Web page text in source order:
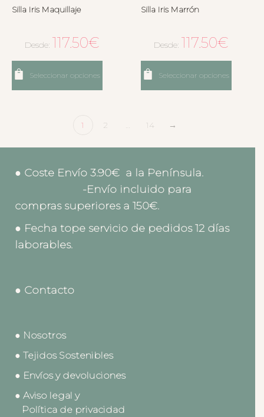
Silla Iris Maquillaje
Desde: 117.50€
Seleccionar opciones
Silla Iris Marrón
Desde: 117.50€
Seleccionar opciones
1 2 … 14 →
● Coste Envío 3.90€ a la Península.
-Envío incluido para
compras superiores a 150€.
● Fecha tope servicio de pedidos 12 días
laborables.
● Contacto
● Nosotros
● Tejidos Sostenibles
● Envíos y devoluciones
● Aviso legal y
Política de privacidad